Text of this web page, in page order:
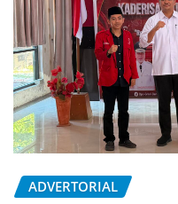
ADVERTORIAL